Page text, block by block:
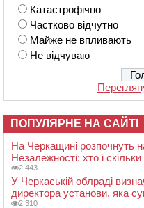
Катастрофічно
Частково відчутно
Майже не впливають
Не відчуваю
ПОПУЛЯРНЕ НА САЙТІ
На Черкащині розпочнуть
Незалежності: хто і
2 443
У Черкаській облраді
директора установи, яка
2 310